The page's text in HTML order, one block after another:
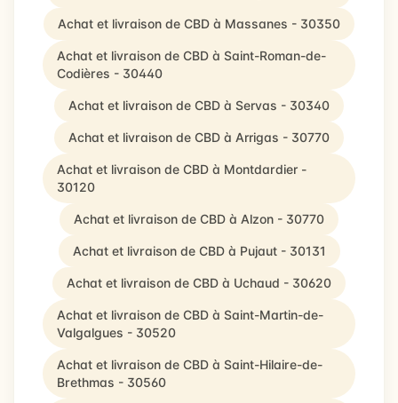
Achat et livraison de CBD à Massanes - 30350
Achat et livraison de CBD à Saint-Roman-de-
Codières - 30440
Achat et livraison de CBD à Servas - 30340
Achat et livraison de CBD à Arrigas - 30770
Achat et livraison de CBD à Montdardier -
30120
Achat et livraison de CBD à Alzon - 30770
Achat et livraison de CBD à Pujaut - 30131
Achat et livraison de CBD à Uchaud - 30620
Achat et livraison de CBD à Saint-Martin-de-
Valgalgues - 30520
Achat et livraison de CBD à Saint-Hilaire-de-
Brethmas - 30560